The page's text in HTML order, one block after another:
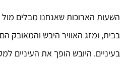
השעות הארוכות שאנחנו מבלים
בבית, ומזג האוויר היבש והמאובק
בעיניים. היובש הופך את העיניים